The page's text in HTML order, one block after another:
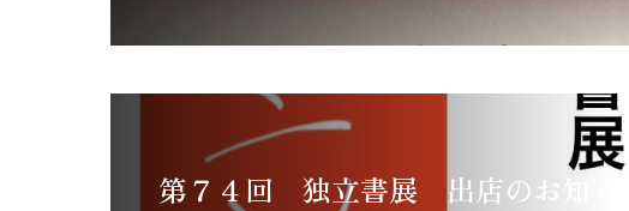
第７４回 独立書展 出店のお知らせ